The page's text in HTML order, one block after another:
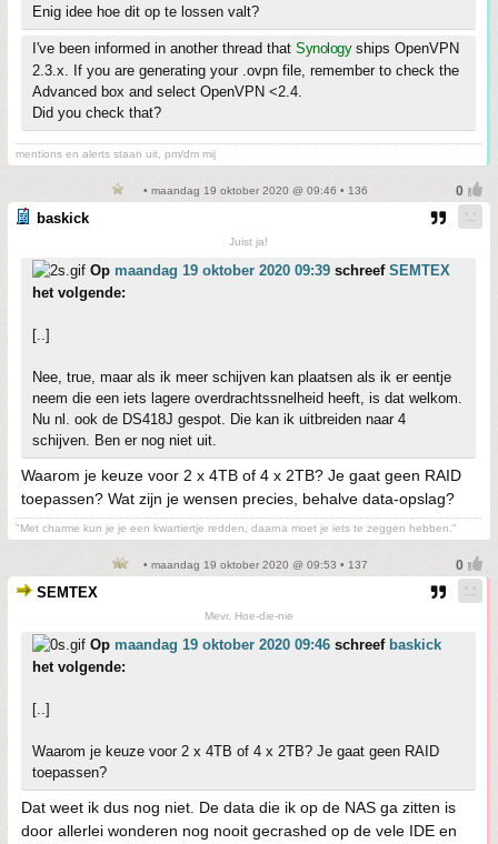
Enig idee hoe dit op te lossen valt?
I' ve been informed in another thread that Synologyships OpenVPN
2.3.x. If you are generating your .ovpn file, remember to check the
Advanced box and select OpenVPN <2.4.
Did you check that?
mentions en alerts staan uit, pm/dm mij
• maandag 19 oktober 2020 @ 09:46 • 136
baskick
Juist ja!
Op maandag 19 oktober 2020 09:39 schreef SEMTEX
het volgende:
[..]
Nee, true, maar als ik meer schijven kan plaatsen als ik er eentje
neem die een iets lagere overdrachtssnelheid heeft, is dat welkom.
Nu nl. ook de DS418J gespot. Die kan ik uitbreiden naar 4
schijven. Ben er nog niet uit.
Waarom je keuze voor 2 x 4TB of 4 x 2TB? Je gaat geen RAID
toepassen? Wat zijn je wensen precies, behalve data-opslag?
"Met charme kun je je een kwartiertje redden, daarna moet je iets te zeggen hebben."
• maandag 19 oktober 2020 @ 09:53 • 137
SEMTEX
Mevr. Hoe-die-nie
Op maandag 19 oktober 2020 09:46 schreef baskick
het volgende:
[..]
Waarom je keuze voor 2 x 4TB of 4 x 2TB? Je gaat geen RAID
toepassen?
Dat weet ik dus nog niet. De data die ik op de NAS ga zitten is
door allerlei wonderen nog nooit gecrashed op de vele IDE en